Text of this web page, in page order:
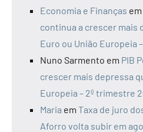
Economia e Finanças em
continua a crescer mais
Euro ou União Europeia
Nuno Sarmento em PIB
crescer mais depressa
Europeia – 2º trimestre
Maria em Taxa de juro
Aforro volta subir em